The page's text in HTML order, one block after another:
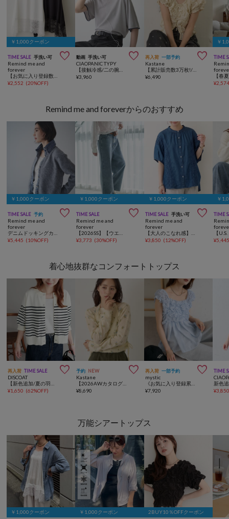
￥1,000クーポン
TIME SALE 手洗い可 
Remind me and
forever
¥2,552 (20%OFF)
動画 手洗い可 
CIAOPANIC TYPY
¥3,960
再入荷 一部予約 
Kastane
【累計販売数3万枚!/着痩せ◎】クシュクシュブラウス
¥6,490
￥
TIME
¥
Remind me and foreverからのおすすめ
￥1,000クーポン
TIME SALE 予約 
Remind me and
forever
¥5,445 (10%OFF)
￥1,000クーポン
TIME SALE 
Remind me and
forever
¥3,773 (30%OFF)
￥1,000クーポン
TIME SALE 手洗い可 
Remind me and
forever
¥3,850 (12%OFF)
￥
TIME
¥
着心地抜群なコンフォートトップス
再入荷 TIME SALE 
DISCOAT
¥1,650 (62%OFF)
予約 NEW 
Kastane
¥8,690
再入荷 一部予約 
mystic
¥7,920
TIME
¥
万能シアートップス
￥1,000クーポン ￥1,000クーポン 2BUY10％OFFクーポン